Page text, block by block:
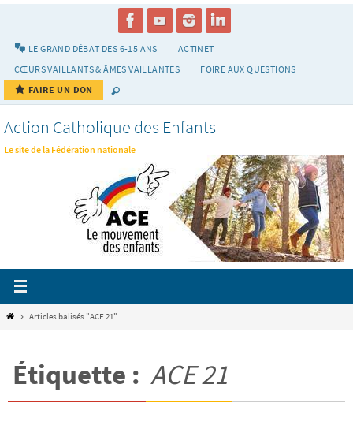
LE GRAND DÉBAT DES 6-15 ANS
ACTINET
CŒURS VAILLANTS & ÂMES VAILLANTES
FOIRE AUX QUESTIONS
FAIRE UN DON
Action Catholique des Enfants
Le site de la Fédération nationale
HomeArticles balisés "ACE 21"
Étiquette : ACE 21